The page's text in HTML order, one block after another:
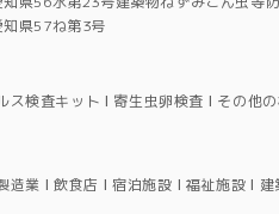
県57ね第3号
ス検査キット 寄生虫卵検査 その他
造業 飲食店 宿泊施設 福祉施設